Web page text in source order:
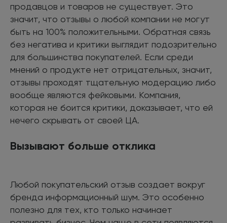
продавцов и товаров не существует. Это
значит, что отзывы о любой компании не могут
быть на 100% положительными. Обратная связь
без негатива и критики выглядит подозрительно
для большинства покупателей. Если среди
мнений о продукте нет отрицательных, значит,
отзывы проходят тщательную модерацию либо
вообще являются фейковыми. Компания,
которая не боится критики, доказывает, что ей
нечего скрывать от своей ЦА.
Вызывают больше отклика
Любой покупательский отзыв создает вокруг
бренда информационный шум. Это особенно
полезно для тех, кто только начинает